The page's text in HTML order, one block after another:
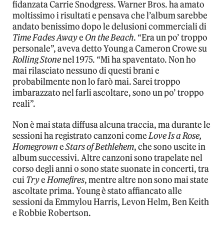
fidanzata Carrie Snodgress. Warner Bros. ha amato
moltissimo i risultati e pensava che l’album sarebbe
andato benissimo dopo le delusioni commerciali di
Time Fades Awaye On the Beach. “Era un po’ troppo
personale”, aveva detto Young a Cameron Crowe su
Rolling Stonenel 1975. “Mi ha spaventato. Non ho
mai rilasciato nessuno di questi brani e
probabilmente non lo farò mai. Sarei troppo
imbarazzato nel farli ascoltare, sono un po’ troppo
reali”.
Non è mai stata diffusa alcuna traccia, ma durante le
sessioni ha registrato canzoni comeLove Is a Rose,
HomegrowneStars of Bethlehem, che sono uscite in
album successivi. Altre canzoni sono trapelate nel
corso degli anni o sono state suonate in concerti, tra
cuiTryeHomefires, mentre altre non sono mai state
ascoltate prima. Young è stato affiancato alle
sessioni da Emmylou Harris, Levon Helm, Ben Keith
e Robbie Robertson.